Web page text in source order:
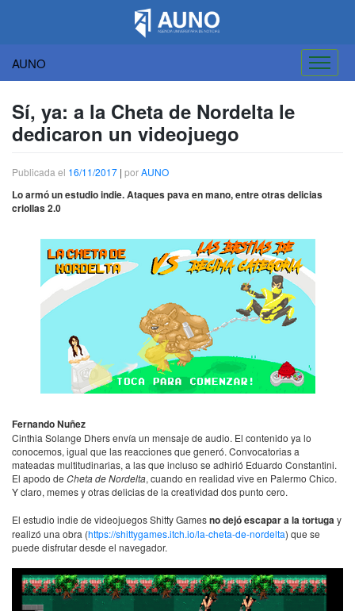
AUNO
contenido
Sí, ya: a la Cheta de Nordelta le
dedicaron un videojuego
Publicada el 16/11/2017 | porAUNO
Lo armó un estudio indie. Ataques pava en mano, entre otras delicias
criollas 2.0
Fernando Nuñez
Cinthia Solange Dhers envía un mensaje de audio. El contenido ya lo
conocemos, igual que las reacciones que generó. Convocatorias a
mateadas multitudinarias, a las que incluso se adhirió Eduardo Constantini.
El apodo de Cheta de Nordelta, cuando en realidad vive en Palermo Chico.
Y claro, memes y otras delicias de la creatividad dos punto cero.
El estudio indie de videojuegos Shitty Gamesno dejó escapar a la tortugay
realizó una obra (https://shittygames.itch.io/la-cheta-de-nordelta) que se
puede disfrutar desde el navegador.